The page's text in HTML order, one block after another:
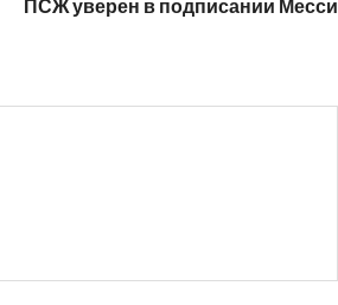
ПСЖ уверен в подписании Месси